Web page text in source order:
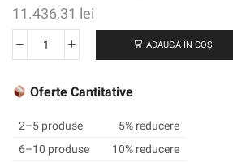
11.436,31 lei
Cantitate
™
™
Film
ADAUGĂ ÎN COȘ
Oferte Cantitative
2–5 produse
5% reducere
6–10 produse
10% reducere